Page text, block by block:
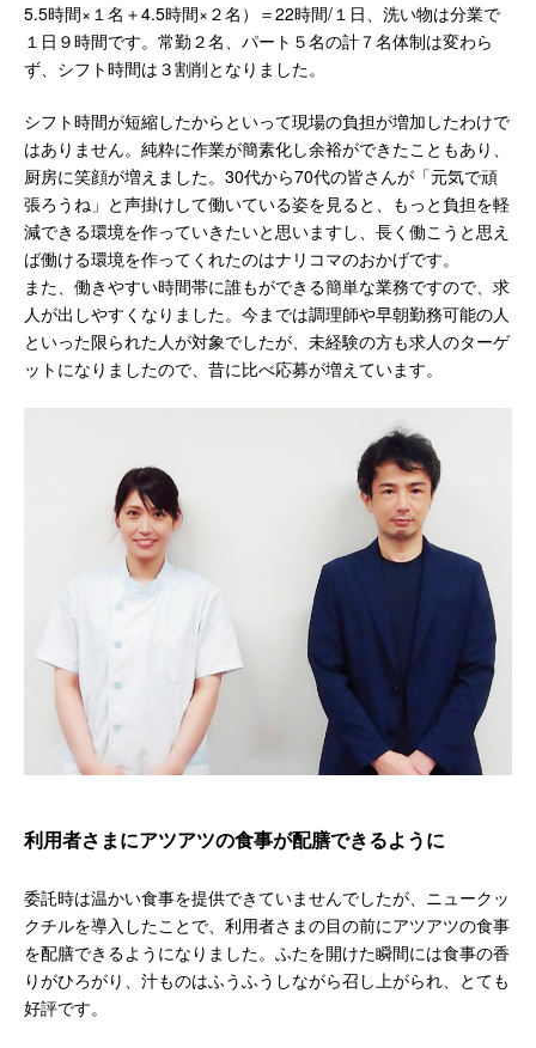
5.5時間×１名＋4.5時間×２名）＝22時間/１日、洗い物は分業で
１日９時間です。常勤２名、パート５名の計７名体制は変わら
ず、シフト時間は３割削となりました。
シフト時間が短縮したからといって現場の負担が増加したわけで
はありません。純粋に作業が簡素化し余裕ができたこともあり、
厨房に笑顔が増えました。30代から70代の皆さんが「元気で頑
張ろうね」と声掛けして働いている姿を見ると、もっと負担を軽
減できる環境を作っていきたいと思いますし、長く働こうと思え
ば働ける環境を作ってくれたのはナリコマのおかげです。
また、働きやすい時間帯に誰もができる簡単な業務ですので、求
人が出しやすくなりました。今までは調理師や早朝勤務可能の人
といった限られた人が対象でしたが、未経験の方も求人のターゲ
ットになりましたので、昔に比べ応募が増えています。
利用者さまにアツアツの食事が配膳できるように
委託時は温かい食事を提供できていませんでしたが、ニュークッ
クチルを導入したことで、利用者さまの目の前にアツアツの食事
を配膳できるようになりました。ふたを開けた瞬間には食事の香
りがひろがり、汁ものはふうふうしながら召し上がられ、とても
好評です。